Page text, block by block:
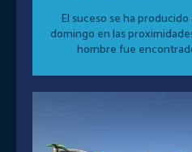
El suceso se ha
domingo en las
hombre fue